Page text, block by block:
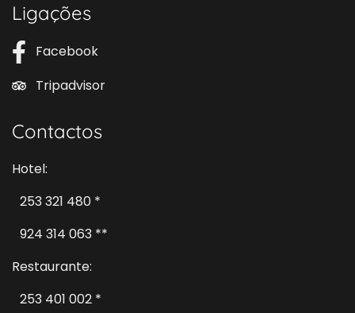
Ligações
Facebook
Tripadvisor
Contactos
Hotel:
253 321 480 *
924 314 063 **
Restaurante:
253 401 002 *